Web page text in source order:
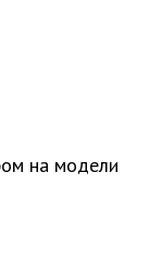
на модели